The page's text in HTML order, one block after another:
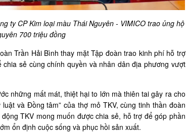
ty CP Kim loại màu Thái Nguyên - VIMICO trao ủng hộ
700 triệu đồng
Trần Hải Bình thay mặt Tập đoàn trao kinh phí hỗ trợ
sẻ cùng chính quyền và nhân dân địa phương vượt
những mất mát, thiệt hại to lớn mà thiên tai gây ra cho
và Đồng tâm” của thợ mỏ TKV, cùng tinh thần đoàn
TKV mong muốn được chia sẻ, hỗ trợ để góp phần
ổn định cuộc sống và phục hồi sản xuất.